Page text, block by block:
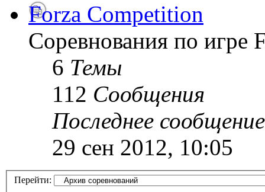
Forza Competition
Соревнования по игре
6 Темы
112 Сообщения
Последнее сообщение
29 сен 2012, 10:05
Перейти: